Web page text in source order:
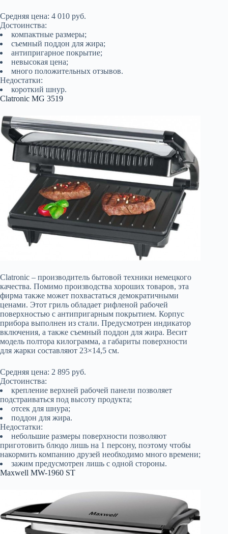
Средняя цена: 4 010 руб.
Достоинства:
компактные размеры;
съемный поддон для жира;
антипригарное покрытие;
невысокая цена;
много положительных отзывов.
Недостатки:
короткий шнур.
Clatronic MG 3519
Clatronic – производитель бытовой техники немецкого
качества. Помимо производства хороших товаров, эта
фирма также может похвастаться демократичными
ценами. Этот гриль обладает рифленой рабочей
поверхностью с антипригарным покрытием. Корпус
прибора выполнен из стали. Предусмотрен индикатор
включения, а также съемный поддон для жира. Весит
модель полтора килограмма, а габариты поверхности
для жарки составляют 23×14,5 см.
Средняя цена: 2 895 руб.
Достоинства:
крепление верхней рабочей панели позволяет
подстраиваться под высоту продукта;
отсек для шнура;
поддон для жира.
Недостатки:
небольшие размеры поверхности позволяют
приготовить блюдо лишь на 1 персону, поэтому чтобы
накормить компанию друзей необходимо много времени;
зажим предусмотрен лишь с одной стороны.
Maxwell MW-1960 ST